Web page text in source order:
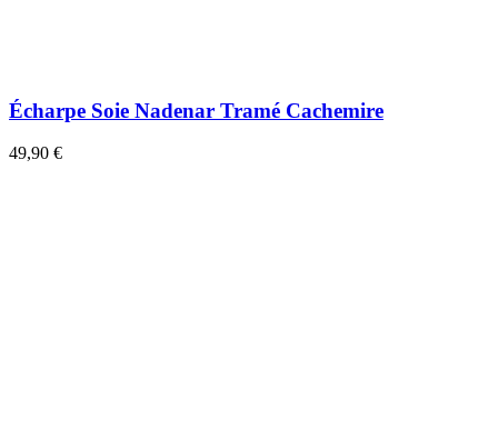
Écharpe Soie Nadenar Tramé Cachemire
49,90 €